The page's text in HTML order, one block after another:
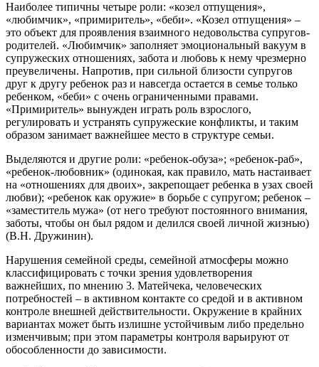
Наиболее типичны четыре роли: «козел отпущения»,
«любимчик», «примиритель», «беби». «Козел отпущения» –
это объект для проявления взаимного недовольства супругов-
родителей. «Любимчик» заполняет эмоциональный вакуум в
супружеских отношениях, забота и любовь к нему чрезмерно
преувеличены. Напротив, при сильной близости супругов
друг к другу ребенок раз и навсегда остается в семье только
ребенком, «беби» с очень ограниченными правами.
«Примиритель» вынужден играть роль взрослого,
регулировать и устранять супружеские конфликты, и таким
образом занимает важнейшее место в структуре семьи.
Выделяются и другие роли: «ребенок-обуза»; «ребенок-раб»,
«ребенок-любовник» (одинокая, как правило, мать настаивает
на «отношениях для двоих», закрепощает ребенка в узах своей
любви); «ребенок как оружие» в борьбе с супругом; ребенок –
«заместитель мужа» (от него требуют постоянного внимания,
заботы, чтобы он был рядом и делился своей личной жизнью)
(В.Н. Дружинин).
Нарушения семейной среды, семейной атмосферы можно
классифицировать с точки зрения удовлетворения
важнейших, по мнению 3. Матейчека, человеческих
потребностей – в активном контакте со средой и в активном
контроле внешней действительности. Окружение в крайних
вариантах может быть излишне устойчивым либо предельно
изменчивым; при этом параметры контроля варьируют от
обособленности до зависимости.